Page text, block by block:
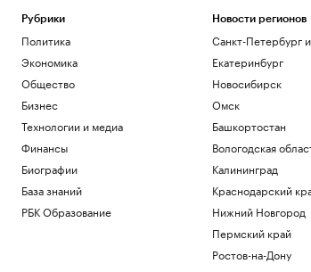
Российский прыгун в воду взял второе
золото на чемпионате Европы
Спорт
Рубрики
Политика
Экономика
Общество
Бизнес
Технологии и медиа
Финансы
Биографии
База знаний
РБК Образование
Новости регионов
Санкт-Петербург
Екатеринбург
Новосибирск
Омск
Башкортостан
Вологодская
Калининград
Краснодарский
Нижний Новгород
Пермский край
Ростов-на-Дону